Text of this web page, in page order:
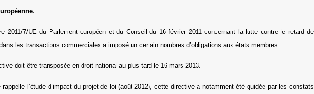
2011/7/UE du Parlement européen et du Conseil du 16 février 2011 concernant la lutte contre le retard de
les transactions commerciales a imposé un certain nombres d’obligations aux états membres.
doit être transposée en droit national au plus tard le 16 mars 2013.
rappelle l’étude d’impact du projet de loi (août 2012), cette directive a notamment été guidée par les constats